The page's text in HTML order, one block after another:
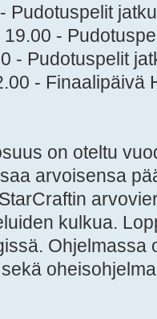
Pudotuspelit
-
- Pudotuspelit
- Finaalipäivä
on oteltu
arvoisensa
kulkua.